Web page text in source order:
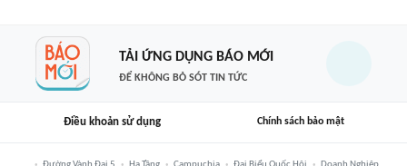
TẢI ỨNG DỤNG BÁO MỚI
ĐỂ KHÔNG BỎ SÓT TIN TỨC
Điều khoản sử dụng Chính sách bảo mật